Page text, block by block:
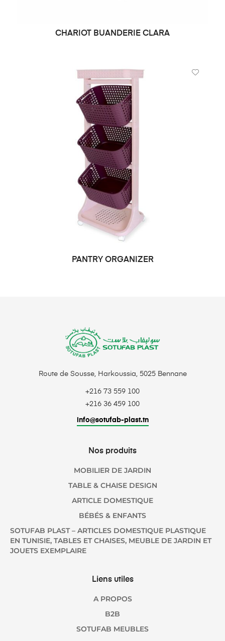
CHARIOT BUANDERIE CLARA
PANTRY ORGANIZER
Route de Sousse, Harkoussia, 5025 Bennane
+216 73 559 100
+216 36 459 100
info@sotufab-plast.tn
Nos produits
MOBILIER DE JARDIN
TABLE & CHAISE DESIGN
ARTICLE DOMESTIQUE
BÉBÉS & ENFANTS
SOTUFAB PLAST – ARTICLES DOMESTIQUE PLASTIQUE
EN TUNISIE, TABLES ET CHAISES, MEUBLE DE JARDIN ET
JOUETS EXEMPLAIRE
Liens utiles
A PROPOS
B2B
SOTUFAB MEUBLES